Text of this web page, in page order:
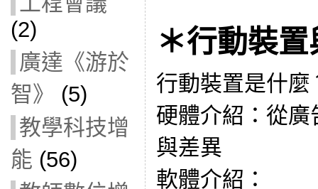
(2)
廣達《游於
智》
(5)
教學科技增
能 (56)
＊行動裝
行動裝置是什麼
硬體介紹：從
與差異
軟體介紹：